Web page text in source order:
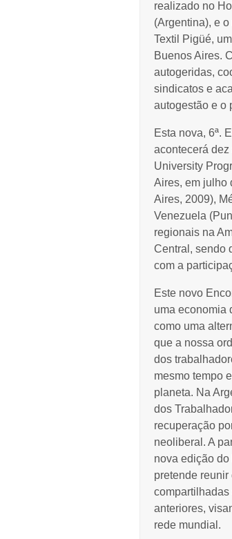
realizado no
(Argentina), e
Textil Pigüé,
Buenos Aires.
autogeridas,
sindicatos e
autogestão e o
Esta nova, 6ª.
acontecerá
University
Aires, em julho
Aires, 2009),
Venezuela
regionais na
Central, sendo
com a
Este novo
uma economia
como uma
que a nossa
dos
mesmo tempo
planeta. Na
dos
recuperação
neoliberal. A
nova edição
pretende
compartilhadas
anteriores,
rede mundial.